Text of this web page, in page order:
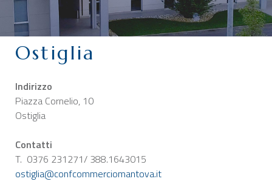
ATTIVITÀ STORICHE
PERIODICO
PERCHÉ ASSOCIARSI?
CONTATTI
Ostiglia
Indirizzo
Piazza Cornelio, 10
Ostiglia
Contatti
T. 0376 231271/ 388.1643015
ostiglia@confcommerciomantova.it